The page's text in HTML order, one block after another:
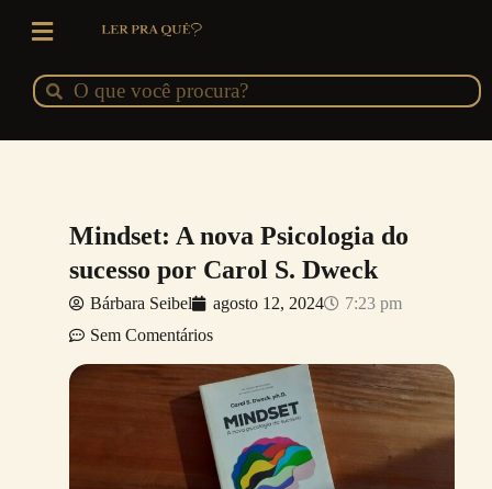
conteúdo
Pesquisar
Pesquisar
Mindset: A nova Psicologia do
sucesso por Carol S. Dweck
Bárbara Seibel agosto 12, 2024
7:23 pm
Sem Comentários